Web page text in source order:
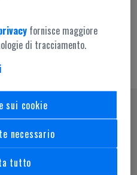
fornisce maggiore
di tracciamento.
sui cookie
necessario
tutto